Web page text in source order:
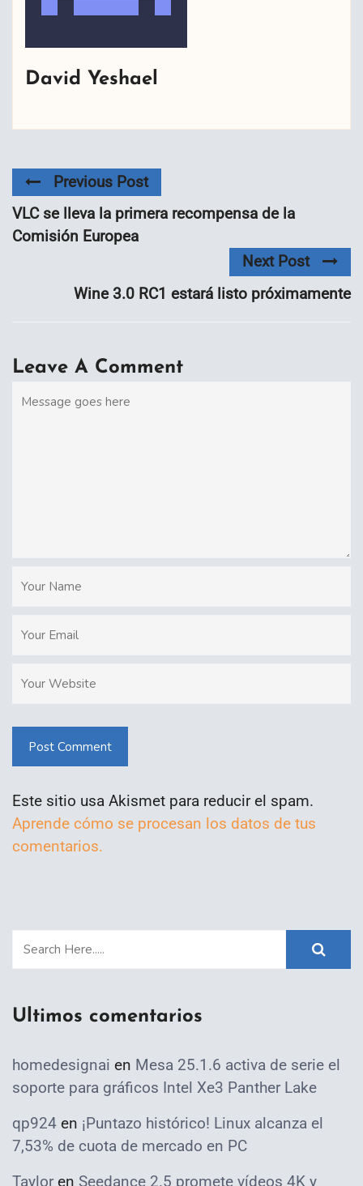
David Yeshael
Previous Post
VLC se lleva la primera recompensa de la
Comisión Europea
Next Post
Wine 3.0 RC1 estará listo próximamente
Leave A Comment
Post Comment
Este sitio usa Akismet para reducir el spam.
Aprende cómo se procesan los datos de tus
comentarios.
Ultimos comentarios
homedesignai en Mesa 25.1.6 activa de serie el
soporte para gráficos Intel Xe3 Panther Lake
qp924 en ¡Puntazo histórico! Linux alcanza el
7,53% de cuota de mercado en PC
Taylor en Seedance 2.5 promete vídeos 4K y